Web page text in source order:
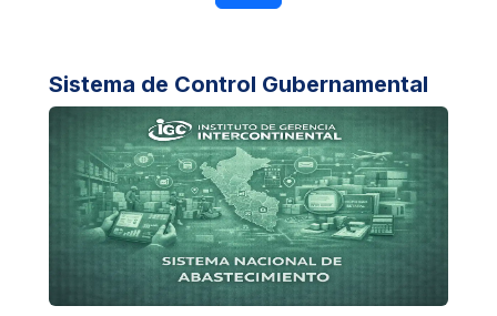
Sistema de Control Gubernamental